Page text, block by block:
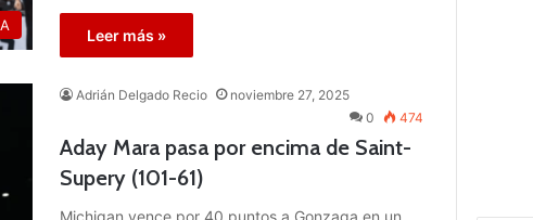
Leer más »
Adrián Delgado Recio
noviembre 27, 2025
0
474
Aday Mara pasa por encima de Saint-
Supery (101-61)
Michigan vence por 40 puntos a Gonzaga en un